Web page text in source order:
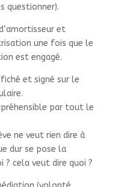
questionner).
et
une fois que le
est engagé.
et signé sur le
par tout le
ne veut rien dire à
dur se pose la
? cela veut dire quoi ?